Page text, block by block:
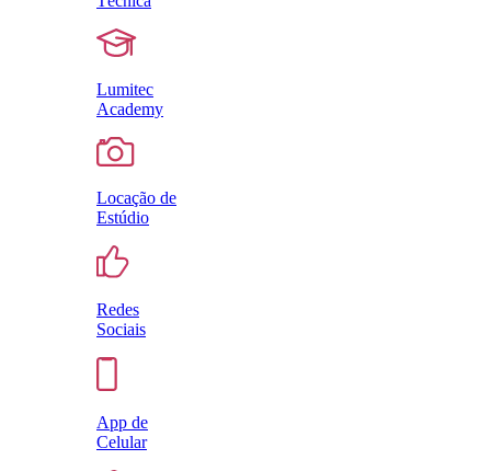
Lumitec
Academy
Locação de
Estúdio
Redes
Sociais
App de
Celular